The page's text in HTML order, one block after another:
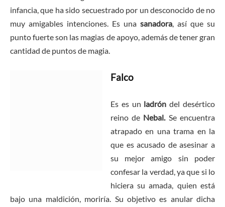
infancia, que ha sido secuestrado por un desconocido de no
muy amigables intenciones. Es una sanadora, así que su
punto fuerte son las magias de apoyo, además de tener gran
cantidad de puntos de magia.
Falco
Es es un ladróndel desértico
reino de Nebal.Se encuentra
atrapado en una trama en la
que es acusado de asesinar a
su mejor amigo sin poder
confesar la verdad, ya que si lo
hiciera su amada, quien está
bajo una maldición, moriría. Su objetivo es anular dicha